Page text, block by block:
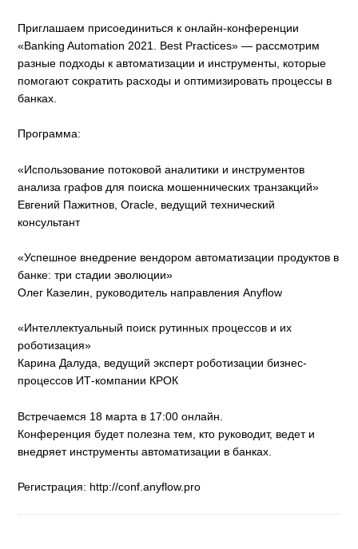
Приглашаем присоединиться к онлайн-конференции
«Banking Automation 2021. Best Practices» — рассмотрим
разные подходы к автоматизации и инструменты, которые
помогают сократить расходы и оптимизировать процессы в
банках.
Программа:
«Использование потоковой аналитики и инструментов
анализа графов для поиска мошеннических транзакций»
Евгений Пажитнов, Oracle, ведущий технический
консультант
«Успешное внедрение вендором автоматизации продуктов в
банке: три стадии эволюции»
Олег Казелин, руководитель направления Anyflow
«Интеллектуальный поиск рутинных процессов и их
роботизация»
Карина Далуда, ведущий эксперт роботизации бизнес-
процессов ИТ-компании КРОК
Встречаемся 18 марта в 17:00 онлайн.
Конференция будет полезна тем, кто руководит, ведет и
внедряет инструменты автоматизации в банках.
Регистрация: http://conf.anyflow.pro